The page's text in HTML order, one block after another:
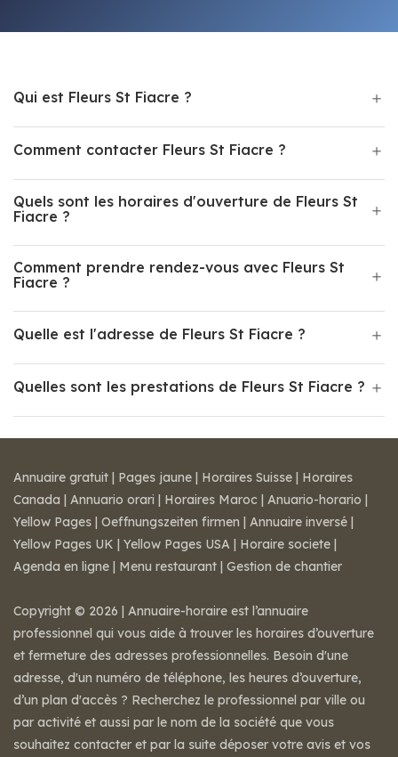
Qui est Fleurs St Fiacre ?
Comment contacter Fleurs St Fiacre ?
Quels sont les horaires d'ouverture de Fleurs St
Fiacre ?
Comment prendre rendez-vous avec Fleurs St
Fiacre ?
Quelle est l'adresse de Fleurs St Fiacre ?
Quelles sont les prestations de Fleurs St Fiacre ?
Annuaire gratuit | Pages jaune | Horaires Suisse | Horaires
Canada | Annuario orari | Horaires Maroc | Anuario-horario |
Yellow Pages | Oeffnungszeiten firmen | Annuaire inversé |
Yellow Pages UK | Yellow Pages USA | Horaire societe |
Agenda en ligne | Menu restaurant | Gestion de chantier
Copyright © 2026 | Annuaire-horaire est l’annuaire
professionnel qui vous aide à trouver les horaires d’ouverture
et fermeture des adresses professionnelles. Besoin d'une
adresse, d'un numéro de téléphone, les heures d’ouverture,
d’un plan d'accès ? Recherchez le professionnel par ville ou
par activité et aussi par le nom de la société que vous
souhaitez contacter et par la suite déposer votre avis et vos